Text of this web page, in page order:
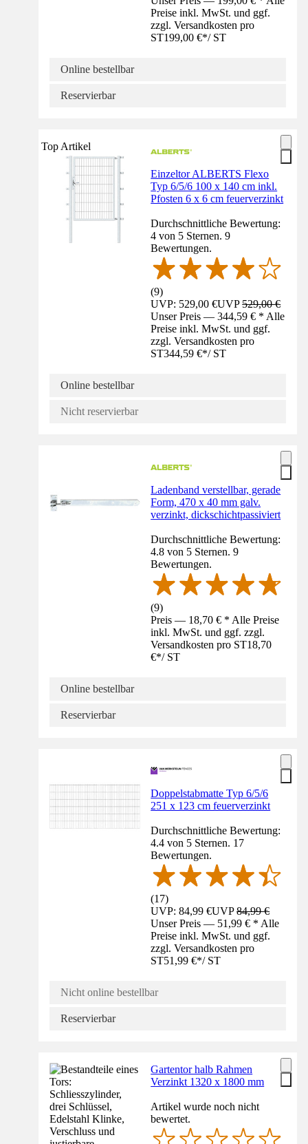
Preise inkl. MwSt. und ggf.
zzgl. Versandkosten pro
ST199,00 €*/ ST
Online bestellbar
Reservierbar
Top Artikel
Einzeltor ALBERTS Flexo
Typ 6/5/6 100 x 140 cm inkl.
Pfosten 6 x 6 cm feuerverzinkt
Durchschnittliche Bewertung:
4 von 5 Sternen. 9
Bewertungen.
(9)
UVP: 529,00 €UVP529,00 €
Unser Preis — 344,59 € * Alle
Preise inkl. MwSt. und ggf.
zzgl. Versandkosten pro
ST344,59 €*/ ST
Online bestellbar
Nicht reservierbar
Ladenband verstellbar, gerade
Form, 470 x 40 mm galv.
verzinkt, dickschichtpassiviert
Durchschnittliche Bewertung:
4.8 von 5 Sternen. 9
Bewertungen.
(9)
Preis — 18,70 € * Alle Preise
inkl. MwSt. und ggf. zzgl.
Versandkosten pro ST18,70
€*/ ST
Online bestellbar
Reservierbar
Doppelstabmatte Typ 6/5/6
251 x 123 cm feuerverzinkt
Durchschnittliche Bewertung:
4.4 von 5 Sternen. 17
Bewertungen.
(17)
UVP: 84,99 €UVP84,99 €
Unser Preis — 51,99 € * Alle
Preise inkl. MwSt. und ggf.
zzgl. Versandkosten pro
ST51,99 €*/ ST
Nicht online bestellbar
Reservierbar
Gartentor halb Rahmen
Verzinkt 1320 x 1800 mm
Artikel wurde noch nicht
bewertet.